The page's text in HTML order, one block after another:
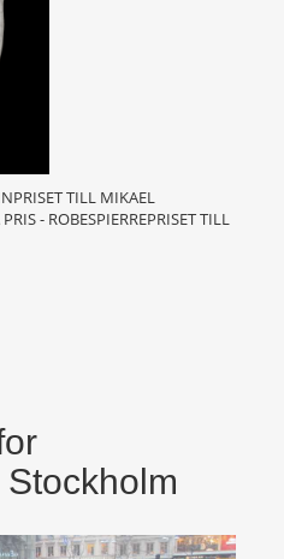
TILL MIKAEL
- ROBESPIERREPRISET TILL